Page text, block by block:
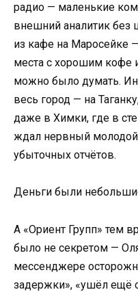
радио — маленькие
внешний аналитик без
из кафе на Маросейке
места с хорошим
можно было думать.
весь город — на
даже в Химки, где в
ждал нервный молодой
убыточных отчётов.
Деньги были
А «Ориент Групп» тем
было не секретом —
мессенджере
задержки», «ушёл ещё